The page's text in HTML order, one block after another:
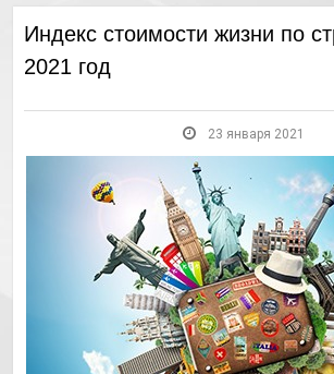
Индекс стоимости жизни по
2021 год
23 января 2021